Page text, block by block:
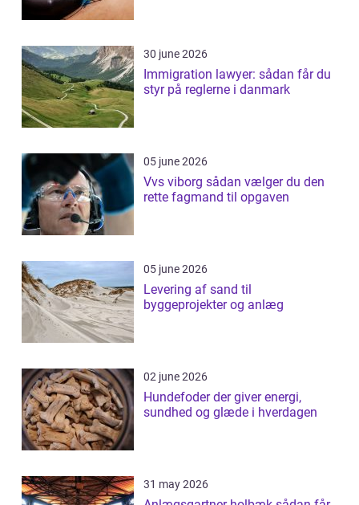
30 june 2026
Immigration lawyer: sådan får du
styr på reglerne i danmark
05 june 2026
Vvs viborg sådan vælger du den
rette fagmand til opgaven
05 june 2026
Levering af sand til
byggeprojekter og anlæg
02 june 2026
Hundefoder der giver energi,
sundhed og glæde i hverdagen
31 may 2026